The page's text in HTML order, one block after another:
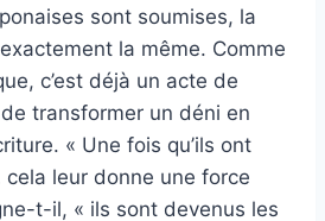
sont soumises, la
la même. Comme
c’est déjà un acte de
transformer un déni en
« Une fois qu’ils ont
cela leur donne une force
t-il, « ils sont devenus les